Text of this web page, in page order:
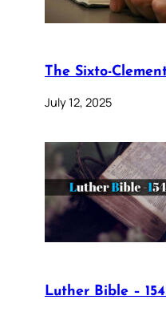
The Sixto-
July 12, 2025
Luther Bible –